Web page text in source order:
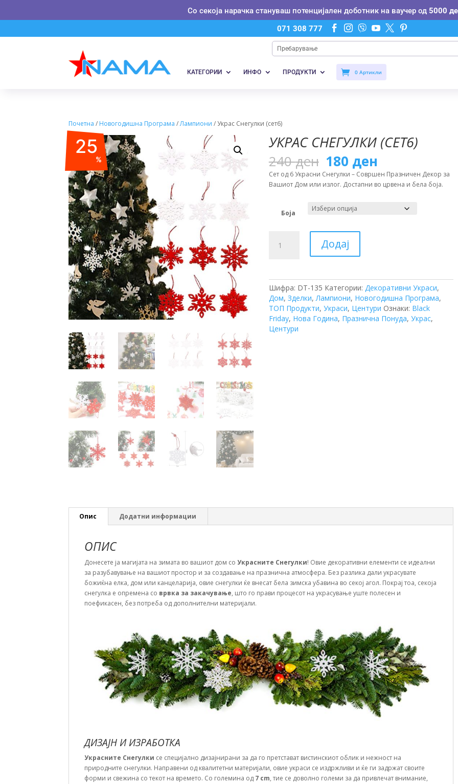
Со секоја нарачка стануваш потенцијален доботник на ваучер од 5000
071 308 777      
КАТЕГОРИИ ИНФО ПРОДУКТИ 0 Артикли
Почетна / Новогодишна Програма /Лампиони / Украс Снегулки (сет6)
25
%
УКРАС СНЕГУЛКИ (СЕТ6)
240ден Original
price
was:
240 ден.
180 ден
price
is:
180 ден.
Сет од 6 Украсни Снегулки – Совршен Празничен Декор за
Вашиот Дом или излог. Достапни во црвена и бела боја.
Боја
Снегулки
Додај
Шифра: DT-135 Категории: Декоративни Украси,
Дом, Зделки,Лампиони, Новогодишна Програма,
ТОП Продукти, Украси, Центури Ознаки: Black
Friday, Нова Година, Празнична Понуда, Украс,
Центури
Опис Додатни информации
ОПИС
Донесете ја магијата на зимата во вашиот дом соУкрасните Снегулки! Овие декоративни елементи се идеални
за разубавување на вашиот простор и за создавање на празнична атмосфера. Без разлика дали украсувате
божиќна елка, дом или канцеларија, овие снегулки ќе внесат бела зимска убавина во секој агол. Покрај тоа, секоја
снегулка е опремена со врвка за закачување, што го прави процесот на украсување уште полесен и
поефикасен, без потреба од дополнителни материјали.
ДИЗАЈН И ИЗРАБОТКА
Украсните Снегулки се специјално дизајнирани за да го претстават вистинскиот облик и нежност на
природните снегулки. Направени од квалитетни материјали, овие украси се издржливи и ќе ги задржат своите
форми и свежина со текот на времето. Со големина од 7 cm, тие се доволно големи за да привлечат внимание,